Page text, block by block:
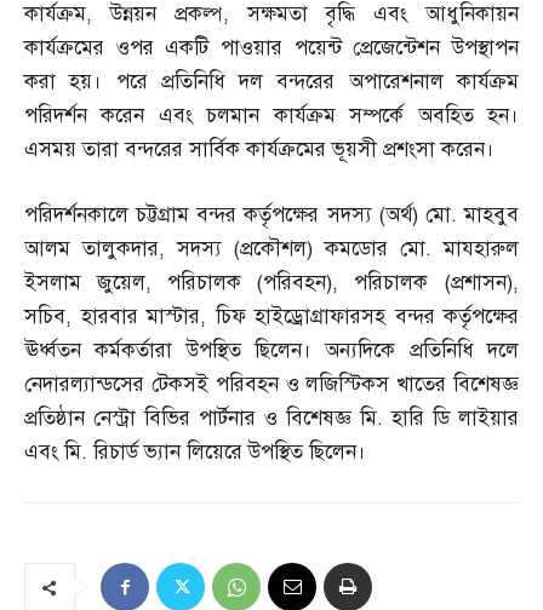
কার্যক্রম,উন্নয়ন প্রকল্প,সক্ষমতা বৃদ্ধি এবং আধুনিকায়ন
কার্যক্রমের ওপর একটি পাওয়ার পয়েন্ট প্রেজেন্টেশন উপস্থাপন
করা হয়। পরে প্রতিনিধি দল বন্দরের অপারেশনাল কার্যক্রম
পরিদর্শন করেন এবং চলমান কার্যক্রম সম্পর্কে অবহিত হন।
এসময় তারা বন্দরের সার্বিক কার্যক্রমের ভূয়সী প্রশংসা করেন।
পরিদর্শনকালে চট্টগ্রাম বন্দর কর্তৃপক্ষের সদস্য (অর্থ) মো.মাহবুব
আলম তালুকদার,সদস্য (প্রকৌশল)কমডোর মো.মাযহারুল
ইসলাম জুয়েল, পরিচালক (পরিবহন), পরিচালক (প্রশাসন),
সচিব,হারবার মাস্টার,চিফ হাইড্রোগ্রাফারসহ বন্দর কর্তৃপক্ষের
ঊর্ধ্বতন কর্মকর্তারা উপস্থিত ছিলেন। অন্যদিকে প্রতিনিধি দলে
নেদারল্যান্ডসের টেকসই পরিবহন ও লজিস্টিকস খাতের বিশেষজ্ঞ
প্রতিষ্ঠান নেস্ট্রা বিভির পার্টনার ও বিশেষজ্ঞ মি.হারি ডি লাইয়ার
এবং মি.রিচার্ড ভ্যান লিয়েরে উপস্থিত ছিলেন।